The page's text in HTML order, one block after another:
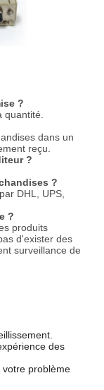
?
quantité.
dans un
reçu.
?
?
DHL, UPS,
?
produits
d'exister des
surveillance de
des
problème